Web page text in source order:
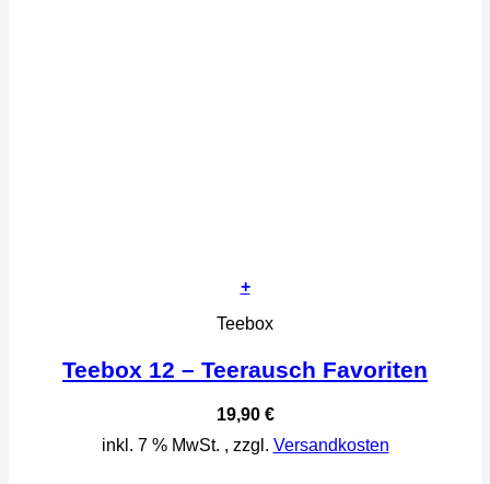
+
Teebox
Teebox 12 – Teerausch Favoriten
19,90 €
inkl. 7 % MwSt. , zzgl. Versandkosten